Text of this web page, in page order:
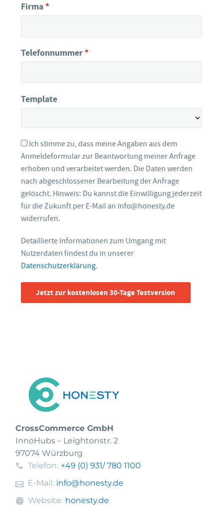
Firma
Telefonnummer
Template
Ich stimme zu, dass meine Angaben aus dem
Anmeldeformular zur Beantwortung meiner Anfrage
erhoben und verarbeitet werden. Die Daten werden
nach abgeschlossener Bearbeitung der Anfrage
gelöscht. Hinweis: Du kannst die Einwilligung jederzeit
für die Zukunft per E-Mail an info@honesty.de
widerrufen.
Detaillierte Informationen zum Umgang mit
Nutzerdaten findest du in unserer
Datenschutzerklärung.
Jetzt zur kostenlosen 30-Tage Testversion
CrossCommerce GmbH
InnoHubs – Leightonstr. 2
97074 Würzburg
Telefon: +49 (0) 931/ 780 1100
E-Mail: info@honesty.de
Website: honesty.de